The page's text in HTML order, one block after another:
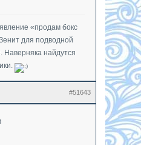
«продам бокс
для подводной
Наверняка найдутся
#51643